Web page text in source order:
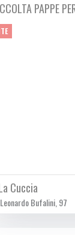
SAB 14/10 2023
PAPPE
Cuccia
Bufalini, 97